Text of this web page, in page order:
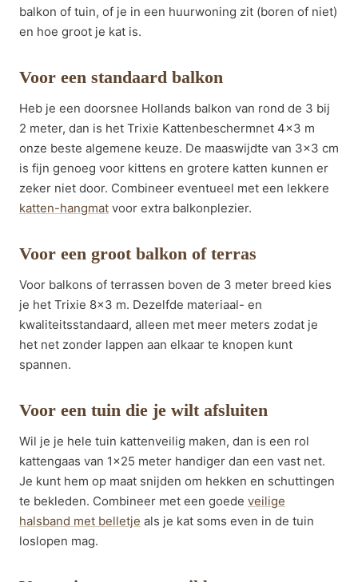
balkon of tuin, of je in een huurwoning zit (boren of niet)
en hoe groot je kat is.
Voor een standaard balkon
Heb je een doorsnee Hollands balkon van rond de 3 bij
2 meter, dan is het Trixie Kattenbeschermnet 4×3 m
onze beste algemene keuze. De maaswijdte van 3×3 cm
is fijn genoeg voor kittens en grotere katten kunnen er
zeker niet door. Combineer eventueel met een lekkere
katten-hangmat voor extra balkonplezier.
Voor een groot balkon of terras
Voor balkons of terrassen boven de 3 meter breed kies
je het Trixie 8×3 m. Dezelfde materiaal- en
kwaliteitsstandaard, alleen met meer meters zodat je
het net zonder lappen aan elkaar te knopen kunt
spannen.
Voor een tuin die je wilt afsluiten
Wil je je hele tuin kattenveilig maken, dan is een rol
kattengaas van 1×25 meter handiger dan een vast net.
Je kunt hem op maat snijden om hekken en schuttingen
te bekleden. Combineer met een goede veilige
halsband met belletje als je kat soms even in de tuin
loslopen mag.